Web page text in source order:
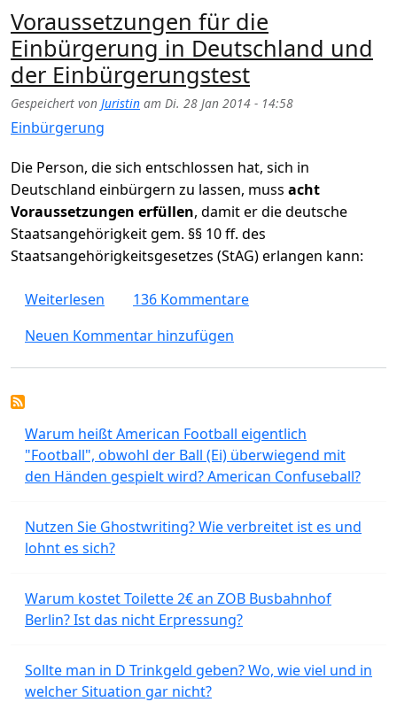
Voraussetzungen für die
Einbürgerung in Deutschland und
der Einbürgerungstest
Gespeichert von Juristin am Di. 28 Jan 2014 - 14:58
Einbürgerung
Die Person, die sich entschlossen hat, sich in
Deutschland einbürgern zu lassen, muss acht
Voraussetzungen erfüllen, damit er die deutsche
Staatsangehörigkeit gem. §§ 10 ff. des
Staatsangehörigkeitsgesetzes (StAG) erlangen kann:
Weiterlesen über Voraussetzungen für die
136 Kommentare
Neuen Kommentar hinzufügen
Warum heißt American Football eigentlich
"Football", obwohl der Ball (Ei) überwiegend mit
den Händen gespielt wird? American Confuseball?
Nutzen Sie Ghostwriting? Wie verbreitet ist es und
lohnt es sich?
Warum kostet Toilette 2€ an ZOB Busbahnhof
Berlin? Ist das nicht Erpressung?
Sollte man in D Trinkgeld geben? Wo, wie viel und in
welcher Situation gar nicht?